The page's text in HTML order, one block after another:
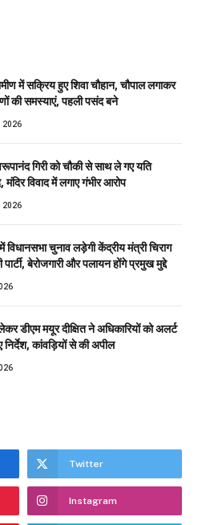
में सक्रिय हुए शिवा चौहान, चौपाल लगाकर
की समस्याएं, पहली पसंद बने
2026
गिरी को चौकी से साथ ले गए यति
मंदिर विवाद में लगाए गंभीर आरोप
2026
विधानसभा चुनाव लड़ेगी केंद्रीय मंत्री चिराग
पार्टी, बेरोजगारी और पलायन होंगे प्रमुख मुद्दे
डीएम मयूर दीक्षित ने अधिकारियों को अलर्ट
निर्देश, कांवड़ियों से की अपील
Twitter
Instagram